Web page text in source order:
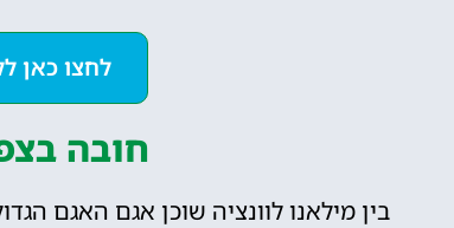
לחצו כאן
חובה